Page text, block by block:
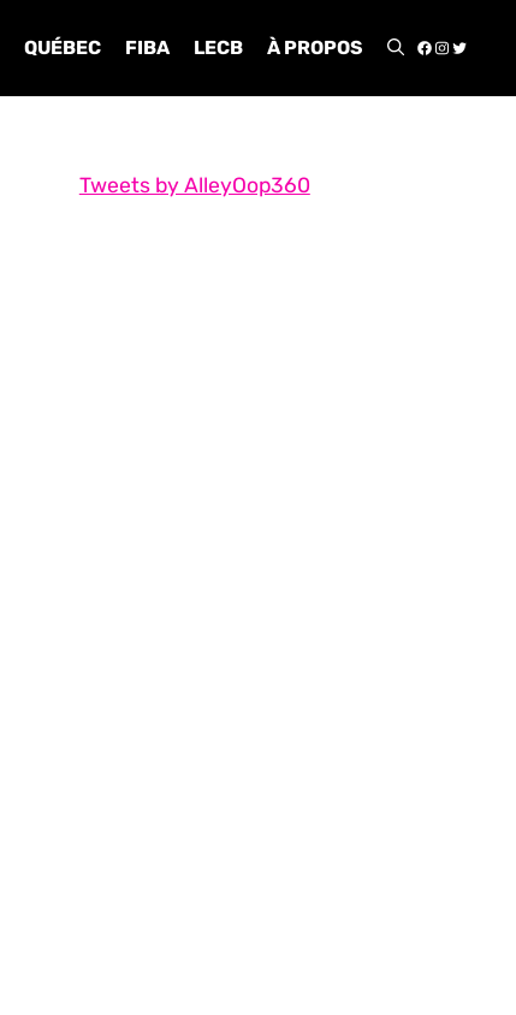
QUÉBEC FIBA LECB À PROPOS
Tweets by AlleyOop360